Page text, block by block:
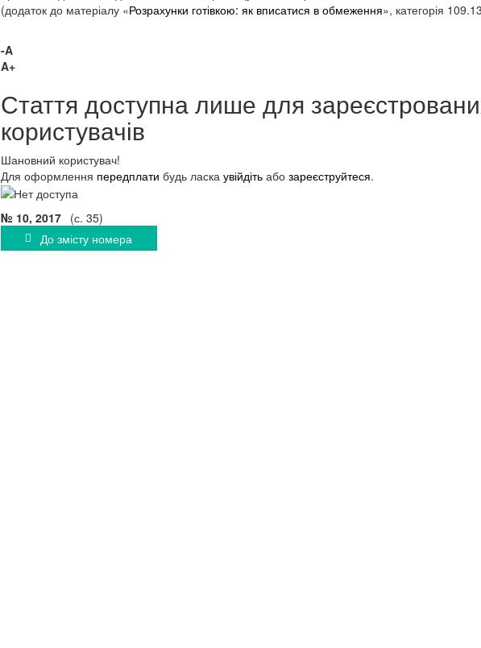
(додаток до матеріалу «Розрахунки готівкою: як вписатися в обмеження», категорія
-A
A+
Стаття доступна лише для
користувачів
Шановний користувач!
Для оформлення передплати будь ласка увійдіть або зареєструйтеся.
№ 10, 2017 (с. 35)
До змісту номера